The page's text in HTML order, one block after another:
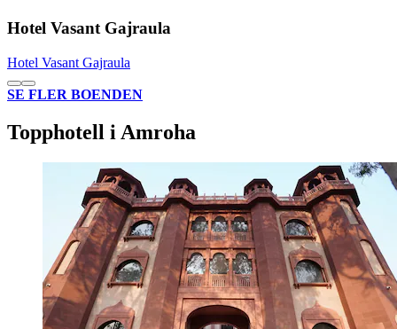
Hotel Vasant Gajraula
Hotel Vasant Gajraula
SE FLER BOENDEN
Topphotell i Amroha